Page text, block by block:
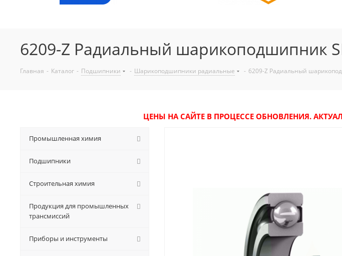
6209-Z Радиальный шарикоподшипник
Главная - Каталог - Подшипники - Шарикоподшипники радиальные - 6209-Z Радиальный
ЦЕНЫ НА САЙТЕ В ПРОЦЕССЕ ОБНОВЛЕНИЯ.
Промышленная химия
Подшипники
Строительная химия
Продукция для промышленных
трансмиссий
Приборы и инструменты